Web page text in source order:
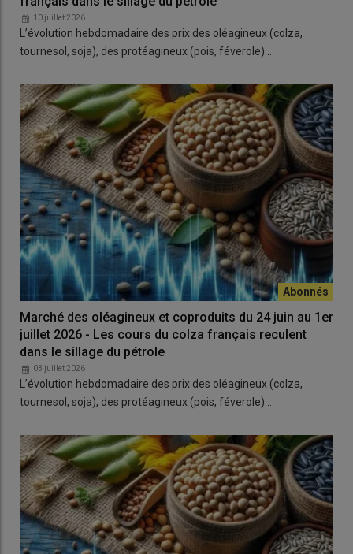
10 juillet 2026
L’évolution hebdomadaire des prix des oléagineux (colza,
tournesol, soja), des protéagineux (pois, féverole)…
Marché des oléagineux et coproduits du 24 juin au 1er
juillet 2026 - Les cours du colza français reculent
dans le sillage du pétrole
03 juillet 2026
L’évolution hebdomadaire des prix des oléagineux (colza,
tournesol, soja), des protéagineux (pois, féverole)…